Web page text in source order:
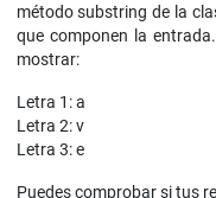
método substring de la
que componen la
mostrar:
Letra 1: a
Letra 2: v
Letra 3: e
Puedes comprobar si tus